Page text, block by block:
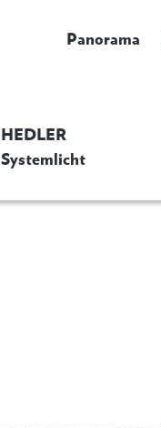
Panorama
HEDLER
Systemlicht